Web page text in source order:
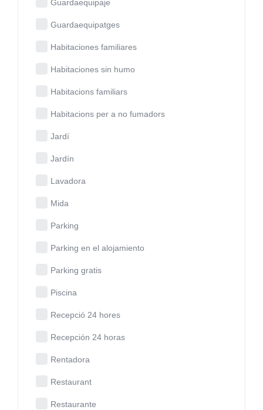
Guardaequipaje
Guardaequipatges
Habitaciones familiares
Habitaciones sin humo
Habitacions familiars
Habitacions per a no fumadors
Jardí
Jardín
Lavadora
Mida
Parking
Parking en el alojamiento
Parking gratis
Piscina
Recepció 24 hores
Recepción 24 horas
Rentadora
Restaurant
Restaurante